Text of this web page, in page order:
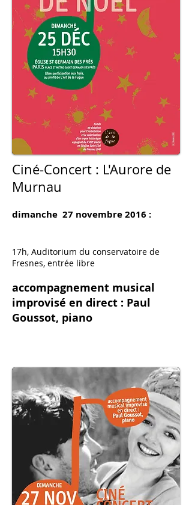
Ciné-Concert : L'Aurore de
Murnau
dimanche 27 novembre 2016 :
17h, Auditorium du conservatoire de
Fresnes, entrée libre
accompagnement musical
improvisé en direct : Paul
Goussot, piano